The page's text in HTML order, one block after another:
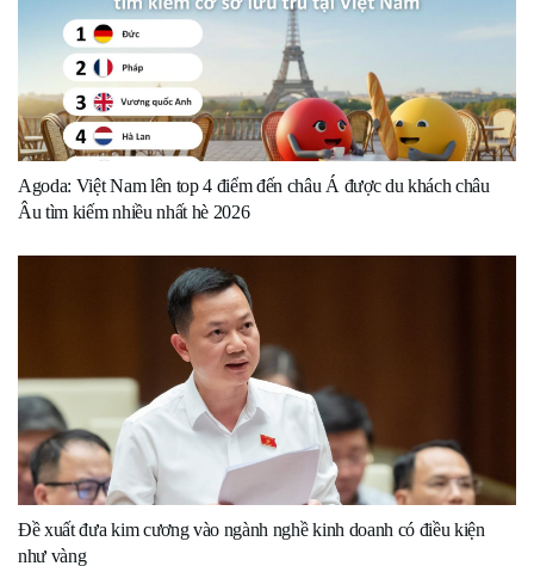
Agoda: Việt Nam lên top 4 điểm đến châu Á được du khách châu
Âu tìm kiếm nhiều nhất hè 2026
Đề xuất đưa kim cương vào ngành nghề kinh doanh có điều kiện
như vàng